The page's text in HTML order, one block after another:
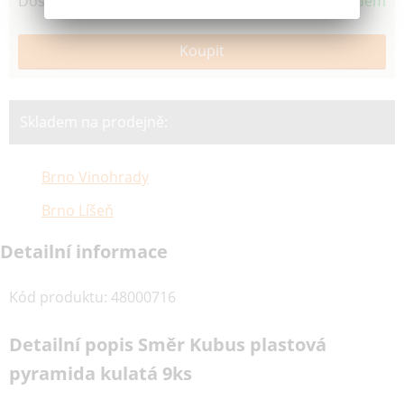
Brno Vinohrady
Brno Líšeň
Detailní informace
Kód produktu: 48000716
Detailní popis Směr Kubus plastová
pyramida kulatá 9ks